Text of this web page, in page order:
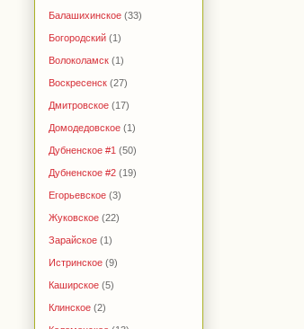
Балашихинское (33)
Богородский (1)
Волоколамск (1)
Воскресенск (27)
Дмитровское (17)
Домодедовское (1)
Дубненское #1 (50)
Дубненское #2 (19)
Егорьевское (3)
Жуковское (22)
Зарайское (1)
Истринское (9)
Каширское (5)
Клинское (2)